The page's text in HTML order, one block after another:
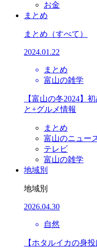
お金
まとめ
まとめ （すべて）
2024.01.22
まとめ
富山の雑学
【富山の冬2024】
と+グルメ情報
まとめ
富山のニュー
テレビ
富山の雑学
地域別
地域別
2026.04.30
自然
【ホタルイカの身